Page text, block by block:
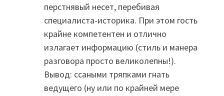
перстнявый несет, перебивая
специалиста-историка. При этом гость
крайне компетентен и отлично
излагает информацию (стиль и манера
разговора просто великолепны!).
Вывод: ссаными тряпками гнать
ведущего (ну или по крайней мере